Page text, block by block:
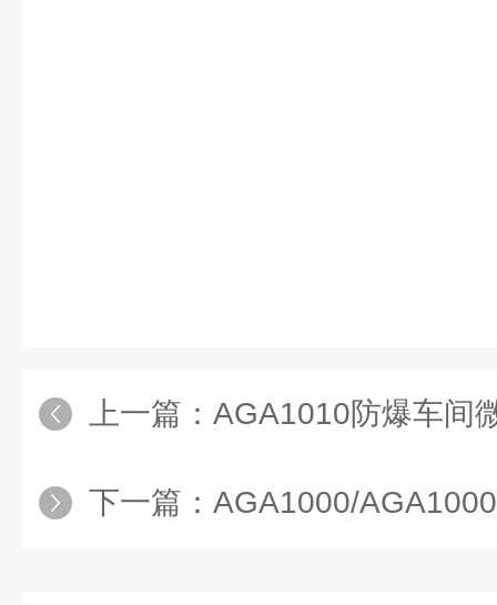
上一篇： AGA1010防爆车间微量
下一篇： AGA1000/AGA1000dCOCO2不分